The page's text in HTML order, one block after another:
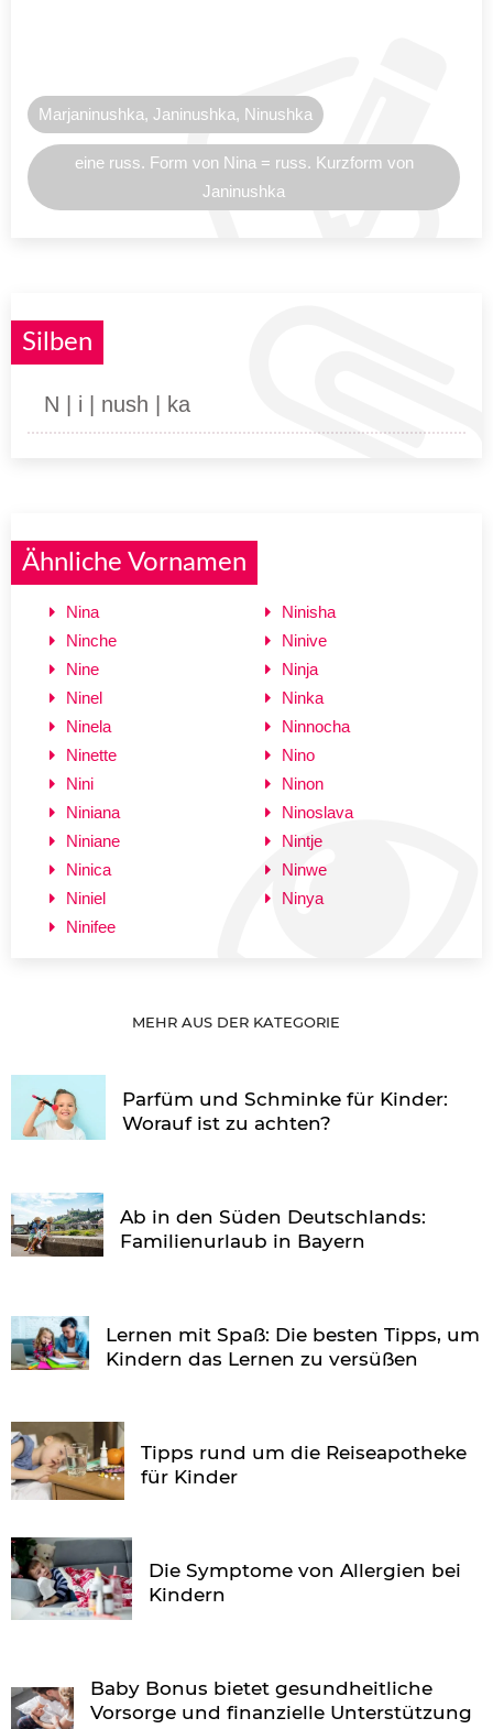
Marjaninushka, Janinushka, Ninushka
eine russ. Form von Nina = russ. Kurzform von
Janinushka
Silben
N | i | nush | ka
Ähnliche Vornamen
Nina
Ninche
Nine
Ninel
Ninela
Ninette
Nini
Niniana
Niniane
Ninica
Niniel
Ninifee
Ninisha
Ninive
Ninja
Ninka
Ninnocha
Nino
Ninon
Ninoslava
Nintje
Ninwe
Ninya
MEHR AUS DER KATEGORIE
Parfüm und Schminke für Kinder:
Worauf ist zu achten?
Ab in den Süden Deutschlands:
Familienurlaub in Bayern
Lernen mit Spaß: Die besten Tipps, um
Kindern das Lernen zu versüßen
Tipps rund um die Reiseapotheke
für Kinder
Die Symptome von Allergien bei
Kindern
Baby Bonus bietet gesundheitliche
Vorsorge und finanzielle Unterstützung